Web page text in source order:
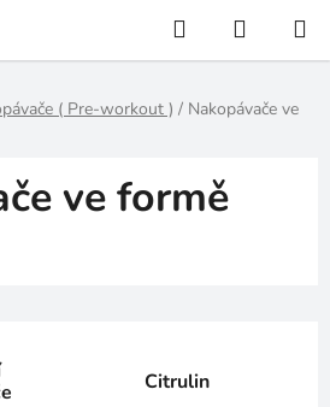
Hledat
KOŠÍK
( Pre-workout ) / Nakopávače ve
ve formě
Citrulin